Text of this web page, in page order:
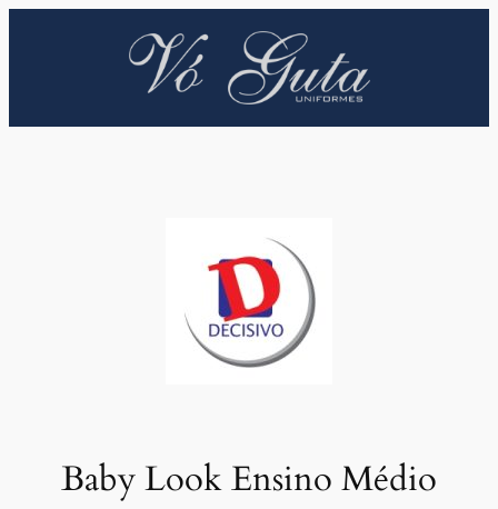
Baby Look Ensino Médio